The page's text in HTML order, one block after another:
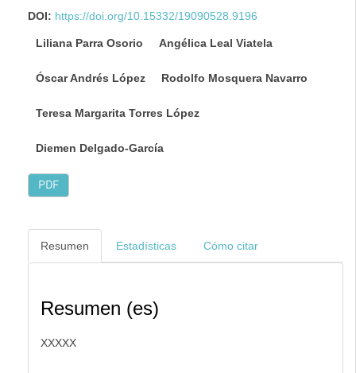
DOI: https://doi.org/10.15332/19090528.9196
Liliana Parra Osorio Angélica Leal Viatela
Óscar Andrés López Rodolfo Mosquera Navarro
Teresa Margarita Torres López
Diemen Delgado-García
PDF
Resumen Estadísticas Cómo citar
Resumen (es)
XXXXX